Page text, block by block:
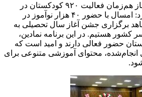
قویدل ضمن اشاره به آغاز هم‌زمان فعالیت ۹۲۰ کودکستان در
سراسر استان، عنوان کرد: امسال با حضور ۴۰ هزار نوآموز در
برگزاری جشن آغاز سال تحصیلی به
هستیم. در این برنامه نمادین،
حضور فعالی دارند و امید است که
انجام‌شده، محتوای آموزشی متنوعی برای